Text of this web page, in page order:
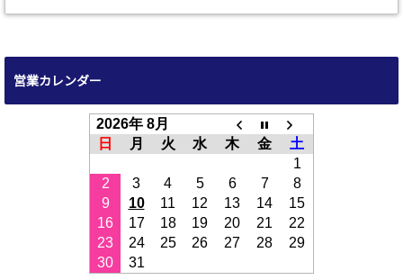
営業カレンダー
2026年 8月
日
月 火 水 木 金
土
1
2
3 4 5 6 7
8
9
10 11 12 13 14
15
16
17 18 19 20 21
22
23
24 25 26 27 28
29
30
31